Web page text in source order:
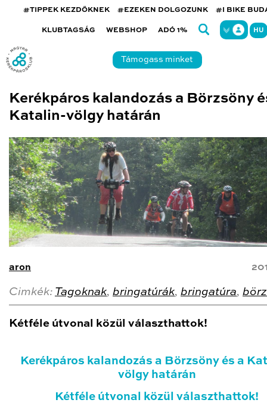
#TIPPEK KEZDŐKNEK #EZEKEN DOLGOZUNK #I BIKE
KLUBTAGSÁG WEBSHOP ADÓ 1% HU
Támogass minket
Kerékpáros kalandozás a Börzsöny
Katalin-völgy határán
aron
Cimkék: Tagoknak, bringatúrák, bringatúra,
Kétféle útvonal közül választhattok!
Kerékpáros kalandozás a Börzsöny és a
völgy határán
Kétféle útvonal közül választhattok!